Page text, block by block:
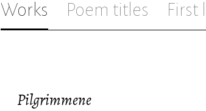
Works Poem titles First
Pilgrimmene